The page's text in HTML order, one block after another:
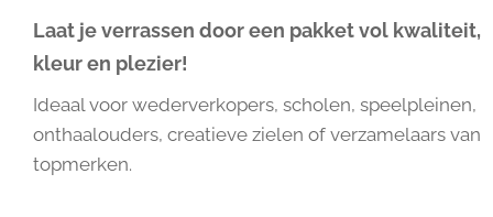
Laat je verrassen door een pakket vol kwaliteit,
kleur en plezier!
Ideaal voor wederverkopers, scholen, speelpleinen,
onthaalouders, creatieve zielen of verzamelaars van
topmerken.